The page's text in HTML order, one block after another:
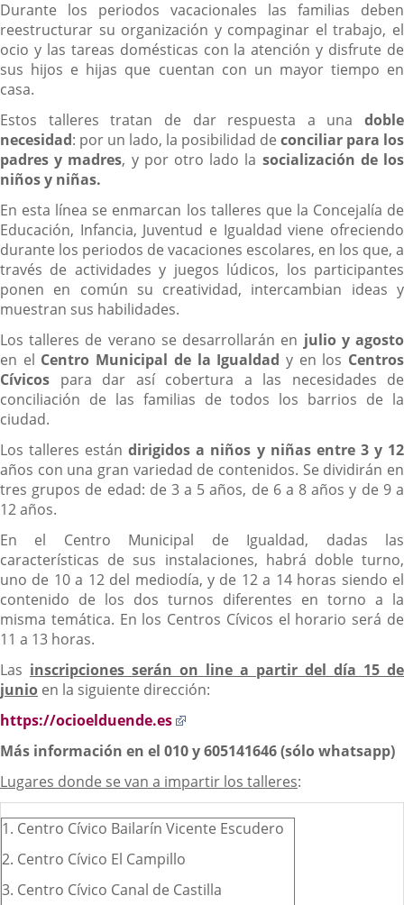
Durante los periodos vacacionales las familias deben
reestructurar su organización y compaginar el trabajo, el
ocio y las tareas domésticas con la atención y disfrute de
sus hijos e hijas que cuentan con un mayor tiempo en
casa.
Estos talleres tratan de dar respuesta a una doble
necesidad: por un lado, la posibilidad de conciliar para los
padres y madres, y por otro lado la socialización de los
niños y niñas.
En esta línea se enmarcan los talleres que la Concejalía de
Educación, Infancia, Juventud e Igualdad viene ofreciendo
durante los periodos de vacaciones escolares, en los que, a
través de actividades y juegos lúdicos, los participantes
ponen en común su creatividad, intercambian ideas y
muestran sus habilidades.
Los talleres de verano se desarrollarán en julio y agosto
en el Centro Municipal de la Igualdad y en los Centros
Cívicos para dar así cobertura a las necesidades de
conciliación de las familias de todos los barrios de la
ciudad.
Los talleres estándirigidos a niños y niñas entre 3 y 12
años con una gran variedad de contenidos. Se dividirán en
tres grupos de edad: de 3 a 5 años, de 6 a 8 años y de 9 a
12 años.
En el Centro Municipal de Igualdad, dadas las
características de sus instalaciones, habrá doble turno,
uno de 10 a 12 del mediodía, y de 12 a 14 horas siendo el
contenido de los dos turnos diferentes en torno a la
misma temática. En los Centros Cívicos el horario será de
11 a 13 horas.
Las inscripciones serán on line a partir del día 15 de
junio en la siguiente dirección:
https://ocioelduende.es
una
aplicación
externa.
Más información en el 010 y 605141646 (sólo whatsapp)
Lugares donde se van a impartir los talleres:
1. Centro Cívico Bailarín Vicente Escudero
2. Centro Cívico El Campillo
3. Centro Cívico Canal de Castilla